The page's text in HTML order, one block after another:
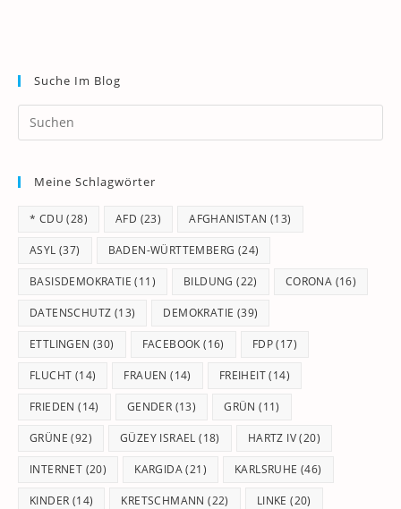
Suche Im Blog
Meine Schlagwörter
* CDU (28) AFD (23) AFGHANISTAN (13)
ASYL (37) BADEN-WÜRTTEMBERG (24)
BASISDEMOKRATIE (11) BILDUNG (22) CORONA (16)
DATENSCHUTZ (13) DEMOKRATIE (39)
ETTLINGEN (30) FACEBOOK (16) FDP(17)
FLUCHT (14) FRAUEN (14) FREIHEIT(14)
FRIEDEN (14) GENDER (13) GRÜN (11)
GRÜNE (92) GÜZEY ISRAEL (18) HARTZ IV(20)
INTERNET (20) KARGIDA(21) KARLSRUHE (46)
KINDER (14) KRETSCHMANN (22) LINKE (20)